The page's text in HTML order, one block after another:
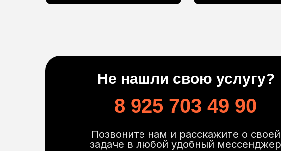
Позвоните нам и расскажите о своей
задаче в любой удобный мессенджер
Не нашли свою услугу?
8 925 703 49 90